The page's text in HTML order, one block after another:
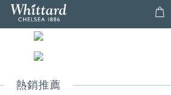
Whittard
of
熱銷推薦